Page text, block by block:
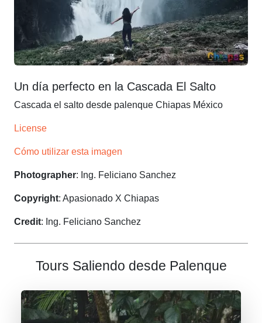
Un día perfecto en la Cascada El Salto
Cascada el salto desde palenque Chiapas México
License
Cómo utilizar esta imagen
Photographer: Ing. Feliciano Sanchez
Copyright: Apasionado X Chiapas
Credit: Ing. Feliciano Sanchez
Tours Saliendo desde Palenque